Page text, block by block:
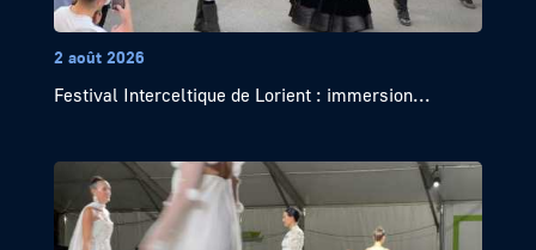
2 août 2026
Festival Interceltique de Lorient : immersion...